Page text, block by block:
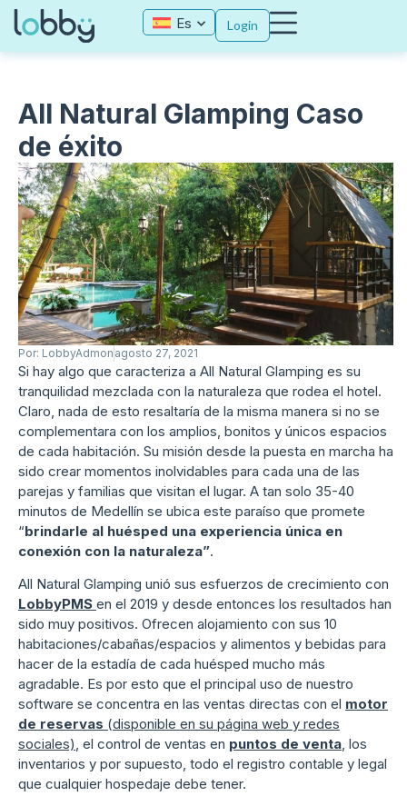
Es Login
All Natural Glamping Caso
de éxito
Por: LobbyAdmon agosto 27, 2021
Si hay algo que caracteriza a All Natural Glamping es su
tranquilidad mezclada con la naturaleza que rodea el hotel.
Claro, nada de esto resaltaría de la misma manera si no se
complementara con los amplios, bonitos y únicos espacios
de cada habitación. Su misión desde la puesta en marcha ha
sido crear momentos inolvidables para cada una de las
parejas y familias que visitan el lugar. A tan solo 35-40
minutos de Medellín se ubica este paraíso que promete
“brindarle al huésped una experiencia única en
conexión con la naturaleza”.
All Natural Glamping unió sus esfuerzos de crecimiento con
LobbyPMS en el 2019 y desde entonces los resultados han
sido muy positivos. Ofrecen alojamiento con sus 10
habitaciones/cabañas/espacios y alimentos y bebidas para
hacer de la estadía de cada huésped mucho más
agradable. Es por esto que el principal uso de nuestro
software se concentra en las ventas directas con el motor
de reservas (disponible en su página web y redes
sociales), el control de ventas en puntos de venta, los
inventarios y por supuesto, todo el registro contable y legal
que cualquier hospedaje debe tener.